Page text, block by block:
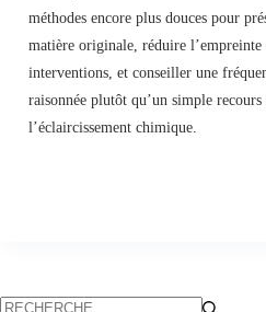
méthodes encore plus douces pour
matière originale, réduire l’empreinte
interventions, et conseiller une
raisonnée plutôt qu’un simple recours
l’éclaircissement chimique.